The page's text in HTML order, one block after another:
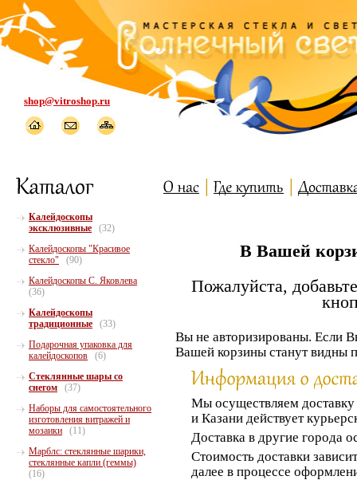
shop@vitroshop.ru
В Вашей
Пожалуйста,
Вы не авторизированы. Если
Вашей корзины станут видны
Мы осуществляем доставку
и Казани действует
Доставка в другие города
Стоимость доставки
далее в процессе
Калейдоскопы
эксклюзивные
(32)
Калейдоскопы "Красивое
стекло"
(90)
Калейдоскопы С. Яковлева
(36)
Калейдоскопы
традиционные
(33)
Подарочная упаковка для
калейдоскопов
(6)
Стеклянные шары со
снегом
(37)
Наборы для самостоятельного
изготовления витражей и
мозаики
(11)
Марблс: стеклянные шарики,
стеклянные капли (геммы)
(16)